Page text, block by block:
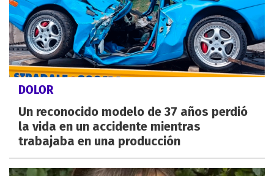
DOLOR
Un reconocido modelo de 37 años perdió
la vida en un accidente mientras
trabajaba en una producción